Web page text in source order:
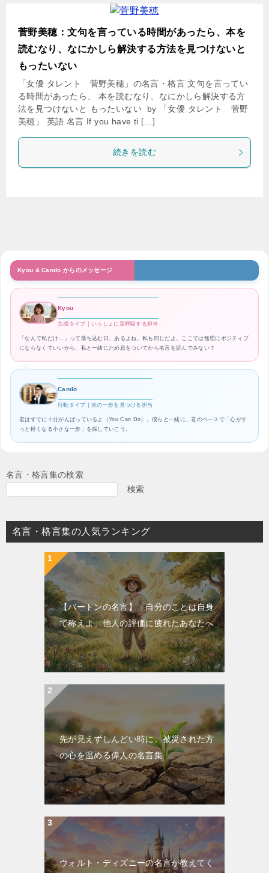
菅野美穂：文句を言っている時間があったら、本を
読むなり、なにかしら解決する方法を見つけないと
もったいない
「女優 タレント 菅野美穂」の名言・格言 文句を言ってい
る時間があったら、 本を読むなり、なにかしら解決する方
法を見つけないと もったいない by 「女優 タレント 菅野
美穂」 英語 名言 If you have ti […]
続きを読む
Kyou & Cando からのメッセージ
Kyou
共感タイプ｜いっしょに深呼吸する担当
「なんで私だけ…」って落ち込む日、あるよね。私も同じだよ。ここでは無理にポジティブ
にならなくていいから、私と一緒にため息をついてから名言を読んでみない？
Cando
行動タイプ｜次の一歩を見つける担当
君はすでに十分がんばっているよ（You Can Do）。僕らと一緒に、君のペースで「心がす
っと軽くなる小さな一歩」を探していこう。
名言・格言集の検索
検索
名言・格言集の人気ランキング
【バートンの名言】「自分のことは自身
で称えよ」他人の評価に疲れたあなたへ
先が見えずしんどい時に。被災された方
の心を温める偉人の名言集
ウォルト・ディズニーの名言が教えてく